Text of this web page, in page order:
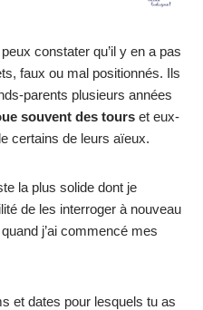
constater qu’il y en a pas
faux ou mal positionnés. Ils
parents plusieurs années
souvent des tours et eux-
certains de leurs aïeux.
la plus solide dont je
de les interroger à nouveau
j’ai commencé mes
et dates pour lesquels tu as